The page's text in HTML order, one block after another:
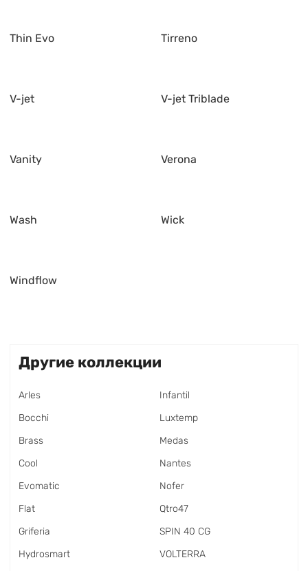
Thin Evo Tirreno
V-jet V-jet Triblade
Vanity Verona
Wash Wick
Windflow
Другие коллекции
Arles
Bocchi
Brass
Cool
Evomatic
Flat
Griferia
Hydrosmart
Infantil
Luxtemp
Medas
Nantes
Nofer
Qtro47
SPIN 40 CG
VOLTERRA